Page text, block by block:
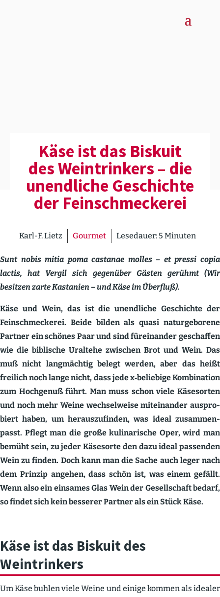
Käse ist das Biskuit
des Weintrinkers – die
unend­liche Geschichte
der Feinschme­ckerei
Karl-F. Lietz Gourmet Lesedauer:5 Minuten
Sunt nobis mitia poma castanae molles – et pressi copia
lactis, hat Vergil sich gegenüber Gästen gerühmt (Wir
besitzen zarte Kastanien – und Käse im Überfluß).
Käse und Wein, das ist die unend­liche Geschichte der
Feinschme­ckerei. Beide bilden als quasi natur­ge­borene
Partner ein schönes Paar und sind fürein­ander geschaffen
wie die biblische Uraltehe zwischen Brot und Wein. Das
muß nicht langmächtig belegt werden, aber das heißt
freilich noch lange nicht, dass jede x‑beliebige Kombi­nation
zum Hochgenuß führt. Man muss schon viele Käsesorten
und noch mehr Weine wechsel­weise mitein­ander auspro­
biert haben, um heraus­zu­finden, was ideal zusam­men­
passt. Pflegt man die große kulina­rische Oper, wird man
bemüht sein, zu jeder Käsesorte den dazu ideal passenden
Wein zu finden. Doch kann man die Sache auch leger nach
dem Prinzip angehen, dass schön ist, was einem gefällt.
Wenn also ein einsames Glas Wein der Gesell­schaft bedarf,
so findet sich kein besserer Partner als ein Stück Käse.
Käse ist das Biskuit des
Weintrinkers
Um Käse buhlen viele Weine und einige kommen als idealer